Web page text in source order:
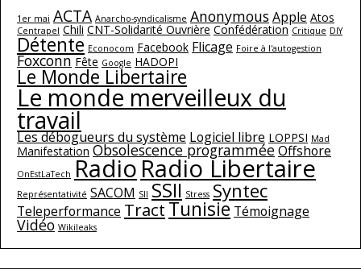
1er mai ACTA Anarcho-syndicalisme AnonymousApple Atos
Centrapel Chili CNT-Solidarité Ouvrière Confédération Critique DIY
Détente Econocom Facebook Flicage Foire à l'autogestion
Foxconn Fête Google HADOPI
Le Monde Libertaire
Le monde merveilleux du
travail
Les débogueurs du système Logiciel libre LOPPSI Mad
Manifestation Obsolescence programméeOffshore
OnEstLaTech RadioRadio Libertaire
Représentativité SACOM SII SSII Stress Syntec
Teleperformance TractTunisie Témoignage
Vidéo Wikileaks